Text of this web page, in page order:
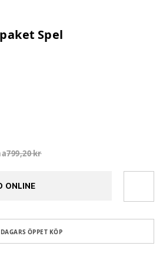
Spel
799,20 kr
ONLINE
ÖPPET KÖP